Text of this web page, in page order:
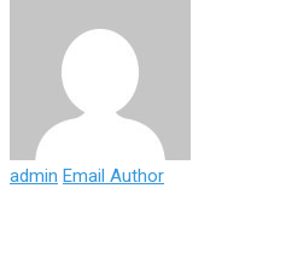
admin Email Author